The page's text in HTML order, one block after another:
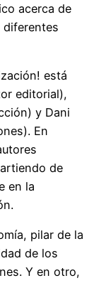
acerca de
diferentes
está
editorial),
y Dani
En
de
en la
pilar de la
de los
Y en otro,